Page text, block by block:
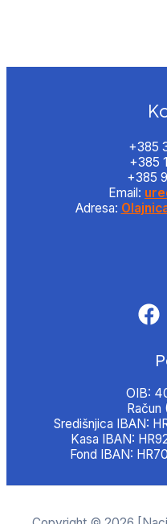
+385
+385
+385
Email:
Adresa:
OIB:
Račun
Središnjica IBAN:
Kasa IBAN:
Fond IBAN: